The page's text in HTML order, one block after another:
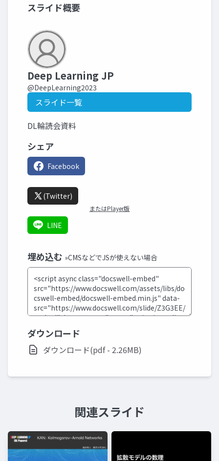
スライド概要
Deep Learning JP
@DeepLearning2023
スライド一覧
DL輪読会資料
シェア
Facebook
(Twitter)
またはPlayer版
LINE
埋め込む »CMSなどでJSが使えない場合
ダウンロード
ダウンロード(pdf - 2.26MB)
関連スライド